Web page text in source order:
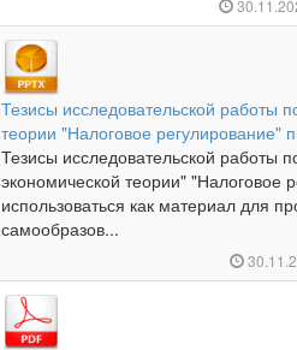
Тезисы исследовательской работы
теории "Налоговое регулирование"
Тезисы исследовательской работы
экономической теории" "Налоговое
использоваться как материал для
самообразов...